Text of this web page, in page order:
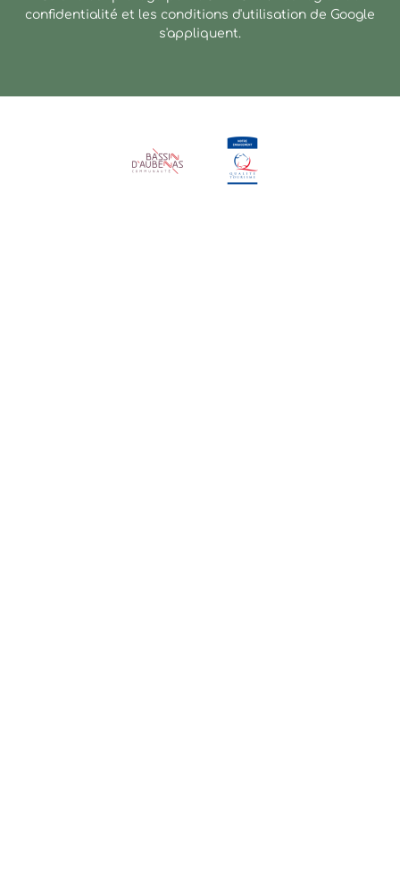
confidentialité et les conditions d'utilisation de Google
s'appliquent.